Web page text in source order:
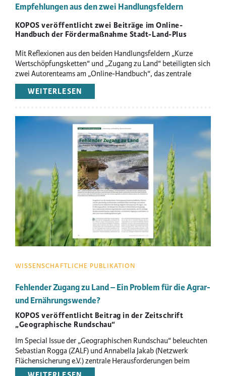
Empfehlungen aus den zwei Handlungsfeldern
KOPOS veröffentlicht zwei Beiträge im Online-
Handbuch der Fördermaßnahme Stadt-Land-Plus
Mit Reflexionen aus den beiden Handlungsfeldern „Kurze
Wertschöpfungsketten“ und „Zugang zu Land“ beteiligten sich
zwei Autorenteams am „Online-Handbuch“, das zentrale
Ergebnisse und Erkenntnisse der 23 Verbundprojekte
zusammenfasst.
WEITERLESEN
EMPFEHLUNGEN
DEN
ZWEI
HANDLUNGSFELDERN
Image
WISSENSCHAFTLICHE PUBLIKATION
Fehlender Zugang zu Land – Ein Problem für die Agrar-
und Ernährungswende?
KOPOS veröffentlicht Beitrag in der Zeitschrift
„Geographische Rundschau“
Im Special Issue der „Geographischen Rundschau“ beleuchten
Sebastian Rogga (ZALF) und Annabella Jakab (Netzwerk
Flächensicherung e.V.) zentrale Herausforderungen beim
Thema „Zugang zu Land“ in Agrar- und Ernährungssystemen.